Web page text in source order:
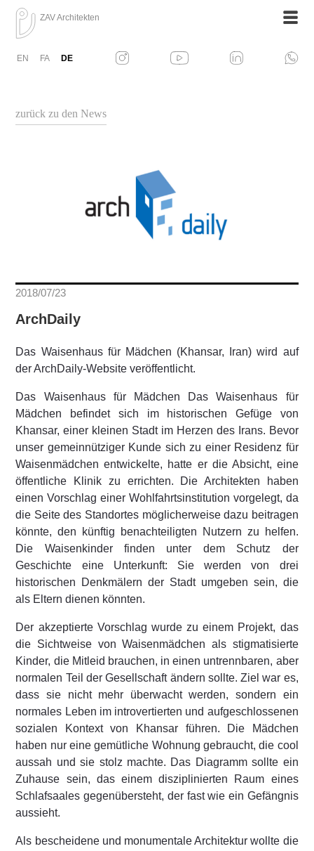
ZAV Architekten
EN FA DE
zurück zu den News
2018/07/23
ArchDaily
Das Waisenhaus für Mädchen (Khansar, Iran) wird auf
der ArchDaily-Website veröffentlicht.
Das Waisenhaus für Mädchen Das Waisenhaus für
Mädchen befindet sich im historischen Gefüge von
Khansar, einer kleinen Stadt im Herzen des Irans. Bevor
unser gemeinnütziger Kunde sich zu einer Residenz für
Waisenmädchen entwickelte, hatte er die Absicht, eine
öffentliche Klinik zu errichten. Die Architekten haben
einen Vorschlag einer Wohlfahrtsinstitution vorgelegt, da
die Seite des Standortes möglicherweise dazu beitragen
könnte, den künftig benachteiligten Nutzern zu helfen.
Die Waisenkinder finden unter dem Schutz der
Geschichte eine Unterkunft: Sie werden von drei
historischen Denkmälern der Stadt umgeben sein, die
als Eltern dienen könnten.
Der akzeptierte Vorschlag wurde zu einem Projekt, das
die Sichtweise von Waisenmädchen als stigmatisierte
Kinder, die Mitleid brauchen, in einen untrennbaren, aber
normalen Teil der Gesellschaft ändern sollte. Ziel war es,
dass sie nicht mehr überwacht werden, sondern ein
normales Leben im introvertierten und aufgeschlossenen
sozialen Kontext von Khansar führen. Die Mädchen
haben nur eine gemütliche Wohnung gebraucht, die cool
aussah und sie stolz machte. Das Diagramm sollte ein
Zuhause sein, das einem disziplinierten Raum eines
Schlafsaales gegenübersteht, der fast wie ein Gefängnis
aussieht.
Als bescheidene und monumentale Architektur wollte die